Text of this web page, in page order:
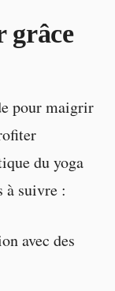
grâce
pour maigrir
du yoga
à suivre :
avec des